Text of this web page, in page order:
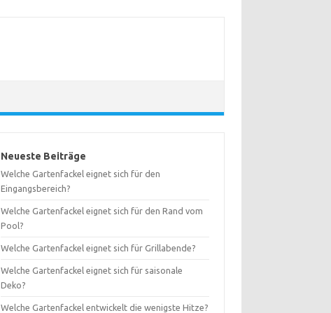
Neueste Beiträge
Welche Gartenfackel eignet sich für den
Eingangsbereich?
Welche Gartenfackel eignet sich für den Rand vom
Pool?
Welche Gartenfackel eignet sich für Grillabende?
Welche Gartenfackel eignet sich für saisonale
Deko?
Welche Gartenfackel entwickelt die wenigste Hitze?